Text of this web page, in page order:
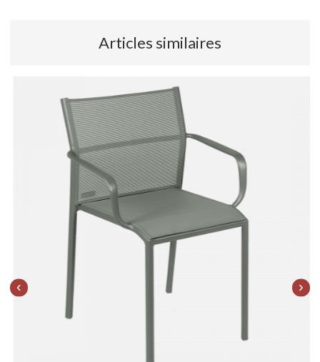
Articles similaires
‹ ›